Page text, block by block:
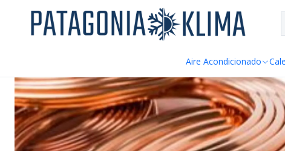
Aire Acondicionado
Inicio Aire Acondicionado Tuberia Cañeria de Cobre Recocido